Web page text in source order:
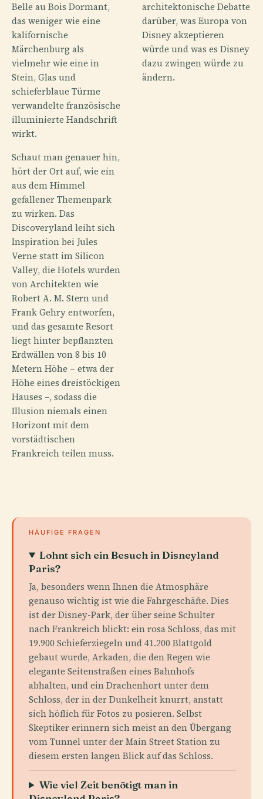
Belle au Bois Dormant,
das weniger wie eine
kalifornische
Märchenburg als
vielmehr wie eine in
Stein, Glas und
schieferblaue Türme
verwandelte französische
illuminierte Handschrift
wirkt.
Schaut man genauer hin,
hört der Ort auf, wie ein
aus dem Himmel
gefallener Themenpark
zu wirken. Das
Discoveryland leiht sich
Inspiration bei Jules
Verne statt im Silicon
Valley, die Hotels wurden
von Architekten wie
Robert A. M. Stern und
Frank Gehry entworfen,
und das gesamte Resort
liegt hinter bepflanzten
Erdwällen von 8 bis 10
Metern Höhe – etwa der
Höhe eines dreistöckigen
Hauses –, sodass die
Illusion niemals einen
Horizont mit dem
vorstädtischen
Frankreich teilen muss.
architektonische Debatte
darüber, was Europa von
Disney akzeptieren
würde und was es Disney
dazu zwingen würde zu
ändern.
HÄUFIGE FRAGEN
Lohnt sich ein Besuch in Disneyland
Paris?
Ja, besonders wenn Ihnen die Atmosphäre
genauso wichtig ist wie die Fahrgeschäfte. Dies
ist der Disney-Park, der über seine Schulter
nach Frankreich blickt: ein rosa Schloss, das mit
19.900 Schieferziegeln und 41.200 Blattgold
gebaut wurde, Arkaden, die den Regen wie
elegante Seitenstraßen eines Bahnhofs
abhalten, und ein Drachenhort unter dem
Schloss, der in der Dunkelheit knurrt, anstatt
sich höflich für Fotos zu posieren. Selbst
Skeptiker erinnern sich meist an den Übergang
vom Tunnel unter der Main Street Station zu
diesem ersten langen Blick auf das Schloss.
Wie viel Zeit benötigt man in